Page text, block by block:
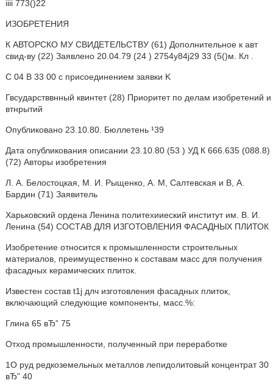
iiii 773()22
ИЗОБРЕТЕНИЯ
К АВТОРСКО МУ СВИДЕТЕЛЬСТВУ (61) Дополнительное к авт
свид-ву (22) Заявлено 20.04.79 (24 ) 2754y84j29 33 (5()м. Кл .
С 04 В 33 00 с присоединением заявки K
Гвсударстввнный квинтет (28) Приоритет по делам изобретений и
втнрытий
Опубликовано 23.10.80. Бюллетень ¹39
Дата опубликования описании 23.10.80 (53 ) УД К 666.635 (088.8)
(72) Авторы изобретения
Л. А. Белостоцкая, М. И. Рыщенко, А. М, Салтевская и В, А.
Бардин (71) Заявитель
Харьковский ордена Ленина политехииеский институт им. В. И.
Ленина (54) СОСТАВ ДЛЯ ИЗГОТОВЛЕНИЯ ФАСАДНЫХ ПЛИТОК
Изобретение относится к промышленности строительных
материалов, преимущественно к составам масс для получения
фасадных керамических плиток.
Известен состав t1j длч изготовления фасадных плиток,
включающий следующие компоненты, масс.%:
Глина 65 вЂ” 75
Отход промышленности, полученный при переработке
1О руд редкоземельных металлов лепидолитовый концентрат 30
вЂ” 40